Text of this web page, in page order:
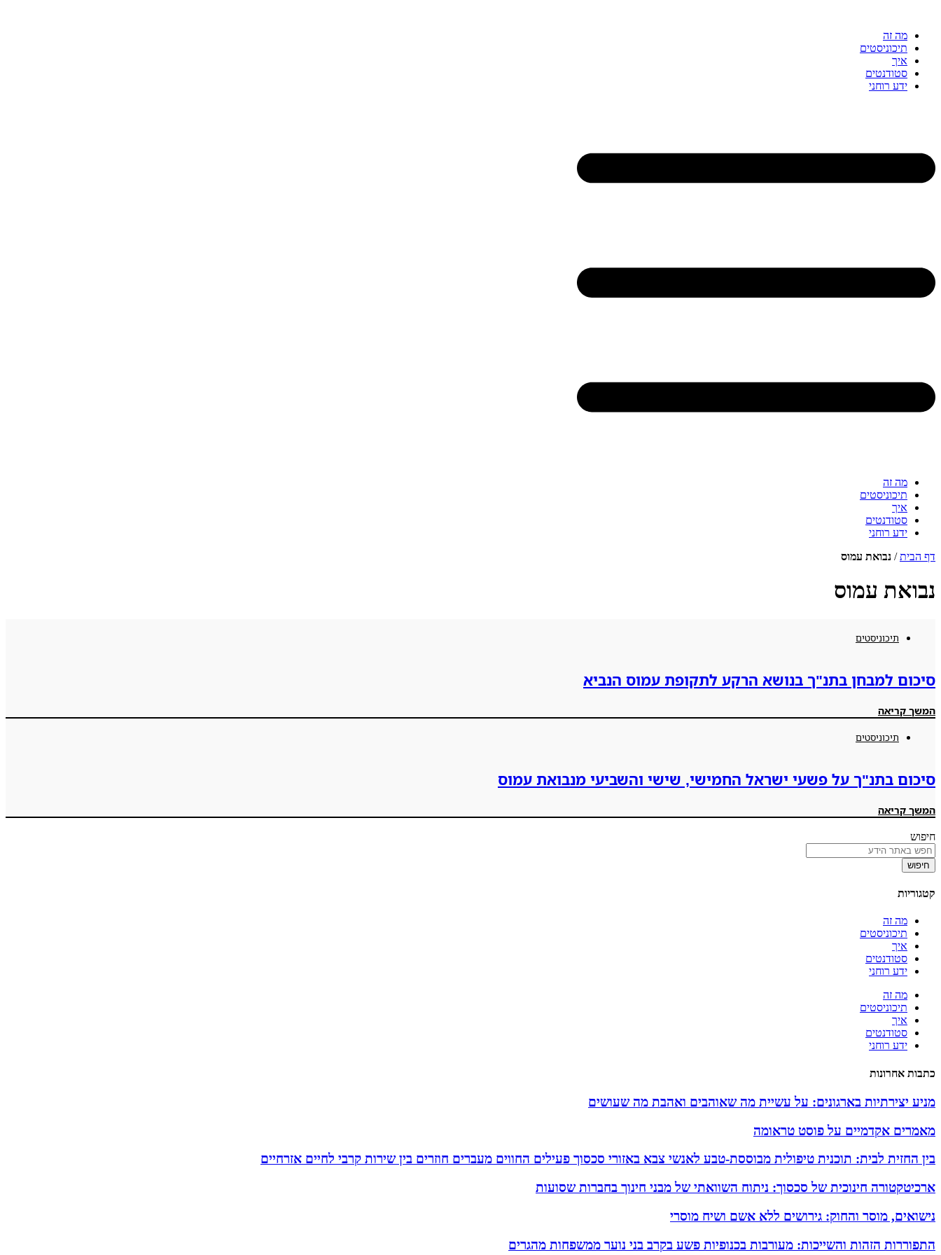
מה זה
תיכוניסטים
איך
סטודנטים
ידע רוחני
מה זה
תיכוניסטים
איך
סטודנטים
ידע רוחני
דף הבית/ נבואת עמוס
נבואת עמוס
תיכוניסטים
סיכום למבחן בתנ"ך בנושא הרקע לתקופת עמוס הנביא
המשך קריאה
תיכוניסטים
סיכום בתנ"ך על פשעי ישראל החמישי, שישי והשביעי מנבואת עמוס
המשך קריאה
חיפוש
חיפוש
קטגוריות
מה זה
תיכוניסטים
איך
סטודנטים
ידע רוחני
מה זה
תיכוניסטים
איך
סטודנטים
ידע רוחני
כתבות אחרונות
מניע יצירתיות בארגונים: על עשיית מה שאוהבים ואהבת מה שעושים
מאמרים אקדמיים על פוסט טראומה
בין החזית לבית: תוכנית טיפולית מבוססת-טבע לאנשי צבא באזורי סכסוך פעילים החווים מעברים חוזרים בין שירות קרבי לחיים אזרחיים
ארכיטקטורה חינוכית של סכסוך: ניתוח השוואתי של מבני חינוך בחברות שסועות
נישואים, מוסר והחוק: גירושים ללא אשם ושיח מוסרי
התפוררות הזהות והשייכות: מעורבות בכנופיות פשע בקרב בני נוער ממשפחות מהגרים